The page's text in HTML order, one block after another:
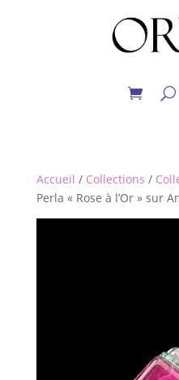
Accueil / Collections /
Perla « Rose à l’Or » sur